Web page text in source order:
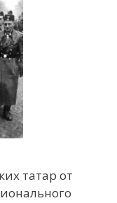
татар от